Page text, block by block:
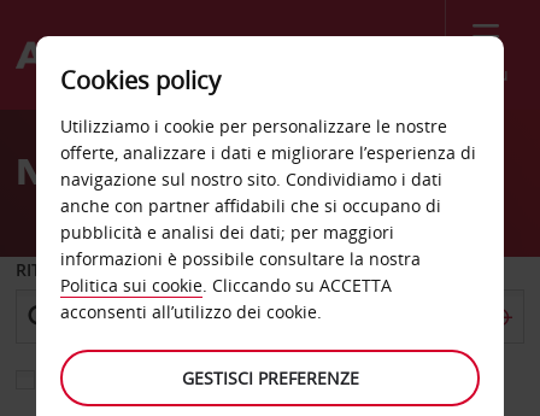
Menù
Welcome
AvisNoleggio auto Plovdiv
RITIRO DA
Scegli una località di riconsegna diversa
Cookies policy
Utilizziamo i cookie per personalizzare le nostre
offerte, analizzare i dati e migliorare l’esperienza di
navigazione sul nostro sito. Condividiamo i dati
anche con partner affidabili che si occupano di
pubblicità e analisi dei dati; per maggiori
informazioni è possibile consultare la nostra
Politica sui cookie. Cliccando su ACCETTA
acconsenti all’utilizzo dei cookie.
GESTISCI PREFERENZE